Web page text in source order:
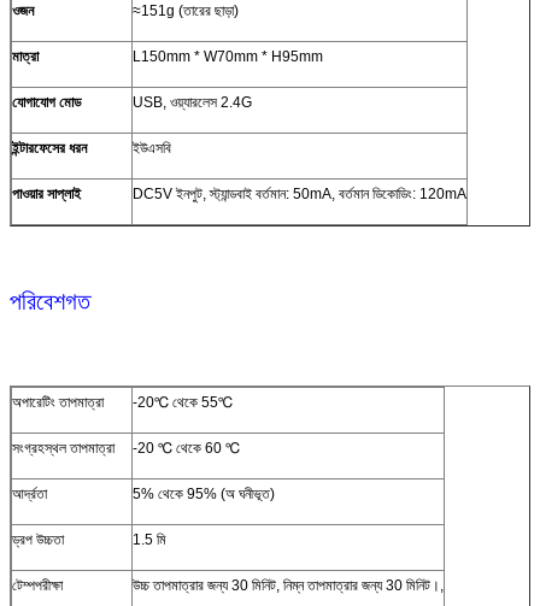
ওজন ≈151g (তারের ছাড়া)
মাত্রা L150mm * W70mm * H95mm
যোগাযোগ মোড USB, ওয়্যারলেস 2.4G
ইন্টারফেসের ধরন ইউএসবি
পাওয়ার সাপ্লাই DC5V ইনপুট, স্ট্যান্ডবাই বর্তমান: 50mA, বর্তমান ডিকোডিং: 120mA
পরিবেশগত
অপারেটিং তাপমাত্রা -20℃ থেকে 55℃
সংগ্রহস্থল তাপমাত্রা -20 ℃ থেকে 60 ℃
আর্দ্রতা 5% থেকে 95% (অ ঘনীভূত)
ড্রপ উচ্চতা 1.5 মি
টেম্পপরীক্ষা উচ্চ তাপমাত্রার জন্য 30 মিনিট, নিম্ন তাপমাত্রার জন্য 30 মিনিট।,